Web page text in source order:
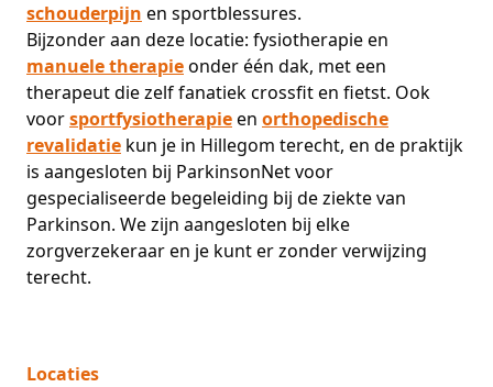
schouderpijn en sportblessures.
Bijzonder aan deze locatie: fysiotherapie en
manuele therapieonder één dak, met een
therapeut die zelf fanatiek crossfit en fietst. Ook
voorsportfysiotherapieen orthopedische
revalidatie kun je in Hillegom terecht, en de praktijk
is aangesloten bij ParkinsonNet voor
gespecialiseerde begeleiding bij de ziekte van
Parkinson. We zijn aangesloten bij elke
zorgverzekeraar en je kunt er zonder verwijzing
terecht.
Locaties